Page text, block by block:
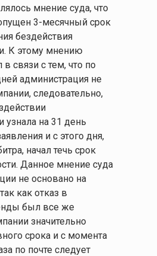
мнение суда, что
3-месячный срок
бездействия
К этому мнению
связи с тем, что по
администрация не
следовательно,
узнала на 31 день
и с этого дня,
начал течь срок
Данное мнение суда
не основано на
как отказ в
был все же
значительно
срока и с момента
по почте следует